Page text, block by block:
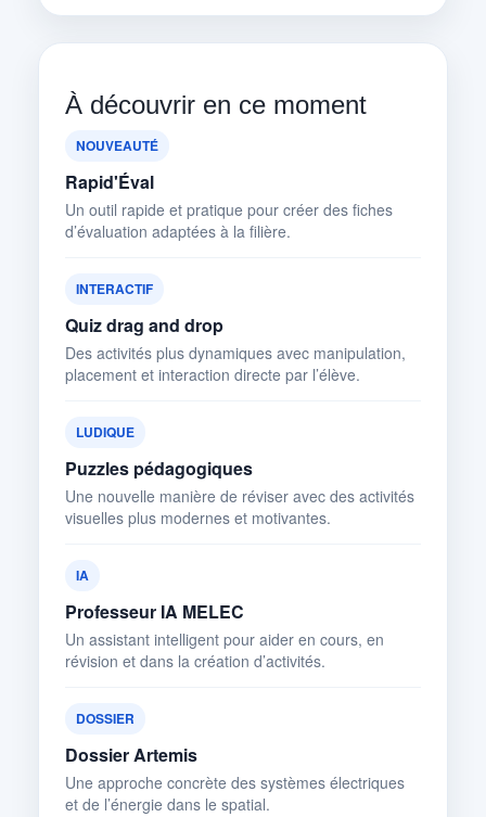
À découvrir en ce moment
NOUVEAUTÉ
Rapid'Éval
Un outil rapide et pratique pour créer des fiches
d’évaluation adaptées à la filière.
INTERACTIF
Quiz drag and drop
Des activités plus dynamiques avec manipulation,
placement et interaction directe par l’élève.
LUDIQUE
Puzzles pédagogiques
Une nouvelle manière de réviser avec des activités
visuelles plus modernes et motivantes.
IA
Professeur IA MELEC
Un assistant intelligent pour aider en cours, en
révision et dans la création d’activités.
DOSSIER
Dossier Artemis
Une approche concrète des systèmes électriques
et de l’énergie dans le spatial.